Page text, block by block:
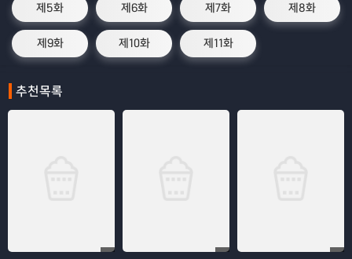
제5화 제6화 제7화 제8화
제9화 제10화 제11화
추천목록